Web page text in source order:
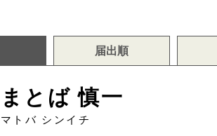
届出順
まとば 慎一
マトバ シンイチ